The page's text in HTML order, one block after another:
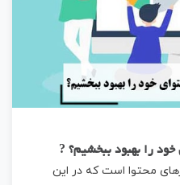
را بهبود ببخشیم؟ ?
محتوا است که در این